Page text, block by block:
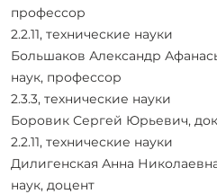
профессор
2.2.11, технические науки
Большаков Александр
наук, профессор
2.3.3, технические науки
Боровик Сергей Юрьевич,
2.2.11, технические науки
Дилигенская Анна
наук, доцент